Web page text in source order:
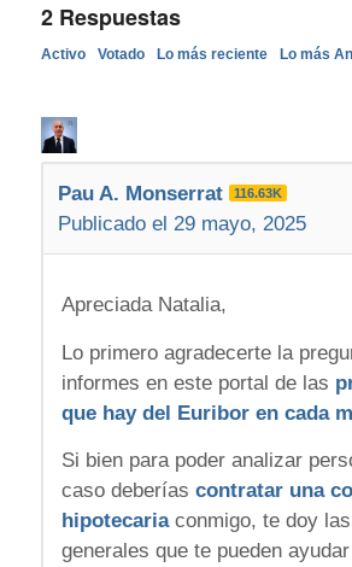
2Respuestas
Activo Votado Lo más reciente Lo más
Pau A. Monserrat 116.63K
Publicado el 29 mayo, 2025
Apreciada Natalia,
Lo primero agradecerte la
informes en este portal de las
que hay del Euribor en cada
Si bien para poder analizar
caso deberías contratar una
hipotecariaconmigo, te doy
generales que te pueden